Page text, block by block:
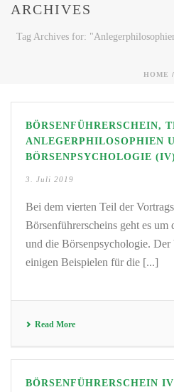
ARCHIVES
Tag Archives for:
HOME /
BÖRSENFÜHRERSCHEIN,
ANLEGERPHILOSOPHIEN
BÖRSENPSYCHOLOGIE (IV)
3. Juli 2019
Bei dem vierten Teil der
Börsenführerscheins geht es
und die Börsenpsychologie.
einigen Beispielen für die [...]
Read More
BÖRSENFÜHRERSCHEIN IV